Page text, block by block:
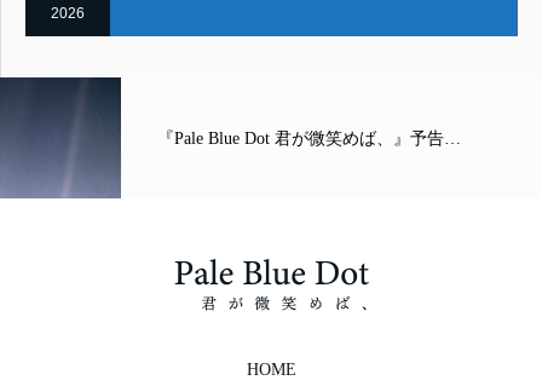
2026
『Pale Blue Dot 君が微笑めば、』予告…
HOME